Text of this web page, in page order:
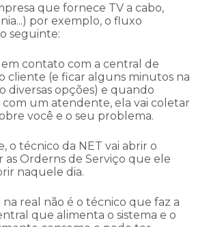
que fornece TV a cabo,
por exemplo, o fluxo
seguinte:
contato com a central de
cliente (e ficar alguns minutos na
diversas opções) e quando
um atendente, ela vai coletar
você e o seu problema.
o técnico da NET vai abrir o
as Orderns de Serviço que ele
naquele dia.
real não é o técnico que faz a
que alimenta o sistema e o